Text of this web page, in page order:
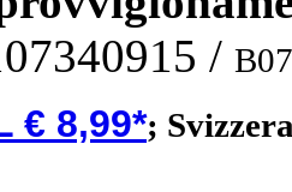
/
€ 8,99*;